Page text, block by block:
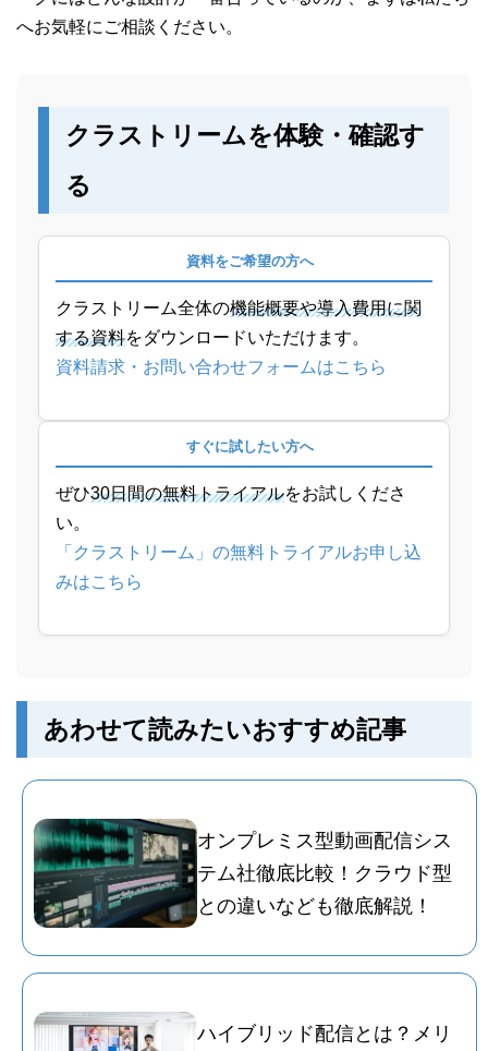
へお気軽にご相談ください。
クラストリームを体験・確認す
る
資料をご希望の方へ
クラストリーム全体の機能概要や導入費用に関
する資料をダウンロードいただけます。
資料請求・お問い合わせフォームはこちら
すぐに試したい方へ
ぜひ30日間の無料トライアルをお試しくださ
い。
「クラストリーム」の無料トライアルお申し込
みはこちら
あわせて読みたいおすすめ記事
オンプレミス型動画配信シス
テム社徹底比較！クラウド型
との違いなども徹底解説！
ハイブリッド配信とは？メリ